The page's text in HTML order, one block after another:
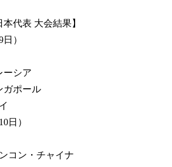
本代表 大会結果】
）
ーシア
ガポール
日）
コン・チャイナ